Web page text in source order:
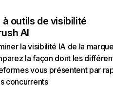
à outils de visibilité
AI
la visibilité IA de la
la façon dont les
vous présentent par
concurrents